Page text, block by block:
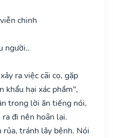
chinh
người..
ra việc cãi cọ, gặp
khẩu hại xác phầm",
trong lời ăn tiếng nói,
đi nên hoãn lại.
tránh lây bệnh. Nói